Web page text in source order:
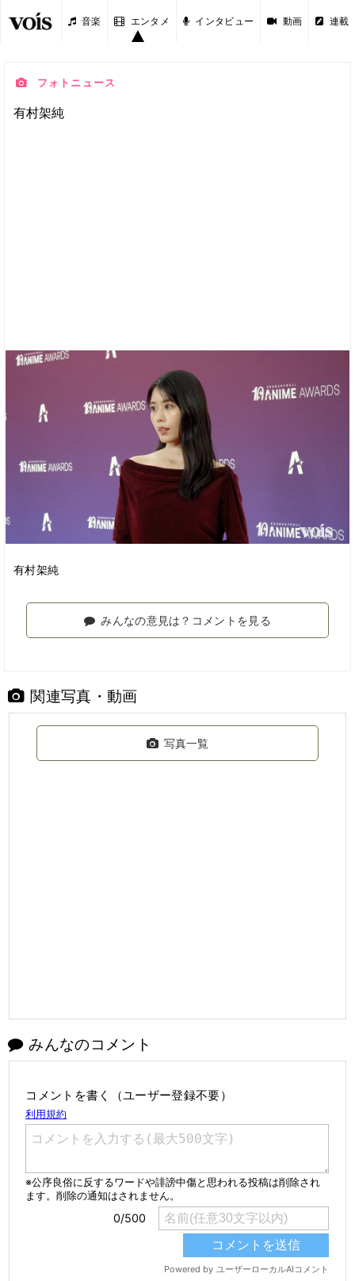
音楽 エンタメ インタビュー 動画 連載
フォトニュース
有村架純
有村架純
みんなの意見は？コメントを見る
関連写真・動画
写真一覧
みんなのコメント
コメントを書く（ユーザー登録不要）